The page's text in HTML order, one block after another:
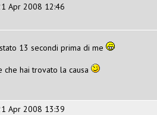
Apr 2008 12:46
13 secondi prima di me
che hai trovato la causa
Apr 2008 13:39